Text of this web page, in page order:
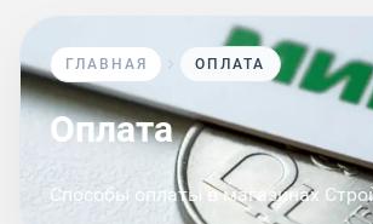
ГЛАВНАЯ ОПЛАТА
Оплата
Способы оплаты в магазинах